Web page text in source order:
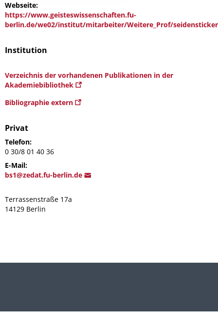
Webseite:
https://www.geisteswissenschaften.fu-
berlin.de/we02/institut/mitarbeiter/Weitere_Prof/
Institution
Verzeichnis der vorhandenen Publikationen in der
Akademiebibliothek
Bibliographie extern
Privat
Telefon:
0 30/8 01 40 36
E-Mail:
bs1@zedat.fu-berlin.de
Terrassenstraße 17a
14129 Berlin